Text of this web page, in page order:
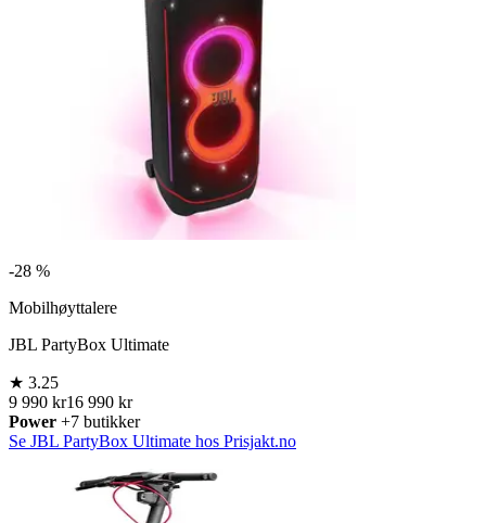
-28 %
Mobilhøyttalere
JBL PartyBox Ultimate
★ 3.25
9 990 kr16 990 kr
Power +7 butikker
Se JBL PartyBox Ultimate hos Prisjakt.no